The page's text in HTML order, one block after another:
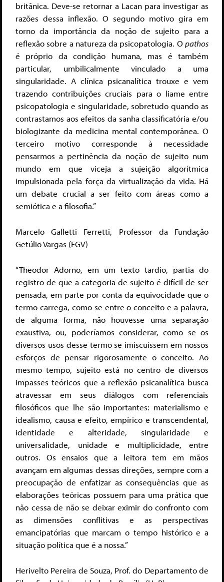
britânica. Deve-se retornar a Lacan para investigar as
razões dessa inflexão. O segundo motivo gira em
torno da importância da noção de sujeito para a
reflexão sobre a natureza da psicopatologia. O pathos
é próprio da condição humana, mas é também
particular, umbilicalmente vinculado a uma
singularidade. A clínica psicanalítica trouxe e vem
trazendo contribuições cruciais para o liame entre
psicopatologia e singularidade, sobretudo quando as
contrastamos aos efeitos da sanha classificatória e/ou
biologizante da medicina mental contemporânea. O
terceiro motivo corresponde à necessidade
pensarmos a pertinência da noção de sujeito num
mundo em que viceja a sujeição algorítmica
impulsionada pela força da virtualização da vida. Há
um debate crucial a ser feito com áreas como a
semiótica e a filosofia.”
Marcelo Galletti Ferretti, Professor da Fundação
Getúlio Vargas (FGV)
“Theodor Adorno, em um texto tardio, partia do
registro de que a categoria de sujeito é difícil de ser
pensada, em parte por conta da equivocidade que o
termo carrega, como se entre o conceito e a palavra,
de alguma forma, não houvesse uma separação
exaustiva, ou, poderíamos considerar, como se os
diversos usos desse termo se imiscuíssem em nossos
esforços de pensar rigorosamente o conceito. Ao
mesmo tempo, sujeito está no centro de diversos
impasses teóricos que a reflexão psicanalítica busca
atravessar em seus diálogos com referenciais
filosóficos que lhe são importantes: materialismo e
idealismo, causa e efeito, empírico e transcendental,
identidade e alteridade, singularidade e
universalidade, unidade e multiplicidade, entre
outros. Os ensaios que a leitora tem em mãos
avançam em algumas dessas direções, sempre com a
preocupação de enfatizar as consequências que as
elaborações teóricas possuem para uma prática que
não cessa de não se deixar eximir do confronto com
as dimensões conflitivas e as perspectivas
emancipatórias que marcam o tempo histórico e a
situação política que é a nossa.”
Herivelto Pereira de Souza, Prof. do Departamento de